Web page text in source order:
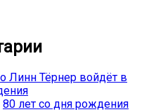
Линн Тёрнер войдёт в
80 лет со дня рождения